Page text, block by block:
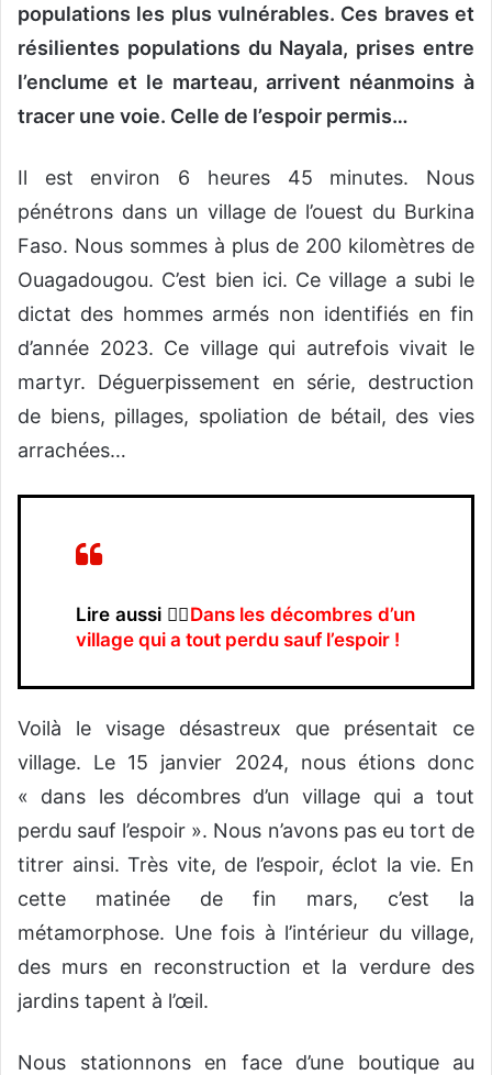
populations les plus vulnérables. Ces braves et
résilientes populations du Nayala, prises entre
l’enclume et le marteau, arrivent néanmoins à
tracer une voie. Celle de l’espoir permis…
Il est environ 6 heures 45 minutes. Nous
pénétrons dans un village de l’ouest du Burkina
Faso. Nous sommes à plus de 200 kilomètres de
Ouagadougou. C’est bien ici. Ce village a subi le
dictat des hommes armés non identifiés en fin
d’année 2023. Ce village qui autrefois vivait le
martyr. Déguerpissement en série, destruction
de biens, pillages, spoliation de bétail, des vies
arrachées…
Lire aussi 👉🏿Dans les décombres d’un
village qui a tout perdu sauf l’espoir !
Voilà le visage désastreux que présentait ce
village. Le 15 janvier 2024, nous étions donc
« dans les décombres d’un village qui a tout
perdu sauf l’espoir ». Nous n’avons pas eu tort de
titrer ainsi. Très vite, de l’espoir, éclot la vie. En
cette matinée de fin mars, c’est la
métamorphose. Une fois à l’intérieur du village,
des murs en reconstruction et la verdure des
jardins tapent à l’œil.
Nous stationnons en face d’une boutique au